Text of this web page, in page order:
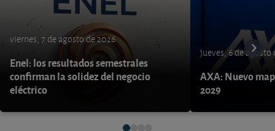
viernes, 7 de agosto de 2026
Enel: los resultados semestrales
confirman la solidez del negocio
eléctrico
jueves, 6 de agosto
AXA: Nuevo
2029